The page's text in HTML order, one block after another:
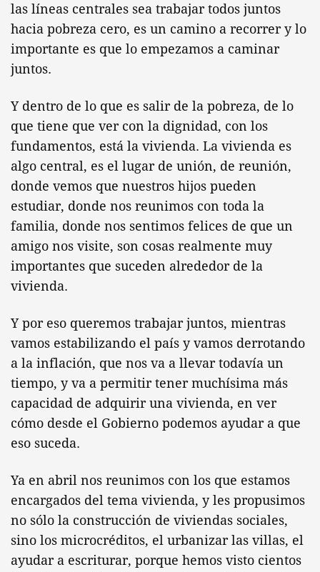
las líneas centrales sea trabajar todos juntos
hacia pobreza cero, es un camino a recorrer y lo
importante es que lo empezamos a caminar
juntos.
Y dentro de lo que es salir de la pobreza, de lo
que tiene que ver con la dignidad, con los
fundamentos, está la vivienda. La vivienda es
algo central, es el lugar de unión, de reunión,
donde vemos que nuestros hijos pueden
estudiar, donde nos reunimos con toda la
familia, donde nos sentimos felices de que un
amigo nos visite, son cosas realmente muy
importantes que suceden alrededor de la
vivienda.
Y por eso queremos trabajar juntos, mientras
vamos estabilizando el país y vamos derrotando
a la inflación, que nos va a llevar todavía un
tiempo, y va a permitir tener muchísima más
capacidad de adquirir una vivienda, en ver
cómo desde el Gobierno podemos ayudar a que
eso suceda.
Ya en abril nos reunimos con los que estamos
encargados del tema vivienda, y les propusimos
no sólo la construcción de viviendas sociales,
sino los microcréditos, el urbanizar las villas, el
ayudar a escriturar, porque hemos visto cientos